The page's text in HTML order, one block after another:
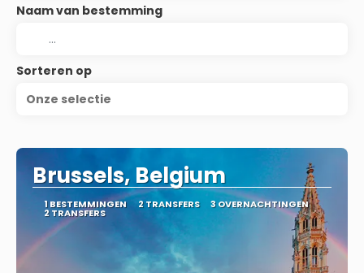
Naam van bestemming
Sorteren op
Onze selectie
Brussels, Belgium
1 BESTEMMINGEN 2 TRANSFERS 3 OVERNACHTINGEN
2 TRANSFERS